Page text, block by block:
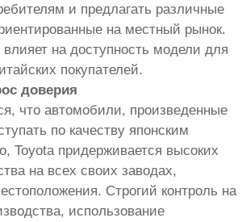
и предлагать различные
на местный рынок.
влияет на доступность модели для
покупателей.
доверия
что автомобили, произведенные
по качеству японским
Toyota придерживается высоких
на всех своих заводах,
Строгий контроль на
использование